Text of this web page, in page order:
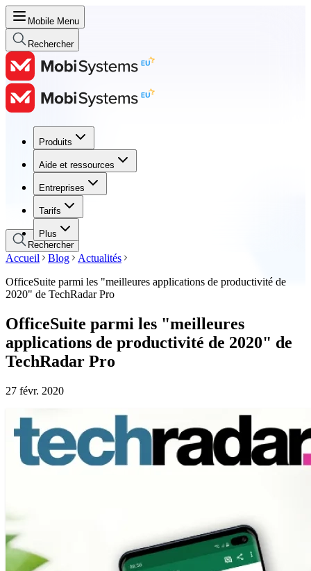
Mobile Menu
Rechercher
Produits
Aide et ressources
Entreprises
Tarifs
Plus
Produits
Aide et ressources
Entreprises
Tarifs
Rechercher
Accueil Blog
Actualités
OfficeSuite parmi les "meilleures applications de productivité de
2020" de TechRadar Pro
OfficeSuite parmi les "meilleures
applications de productivité de 2020" de
TechRadar Pro
27 févr. 2020